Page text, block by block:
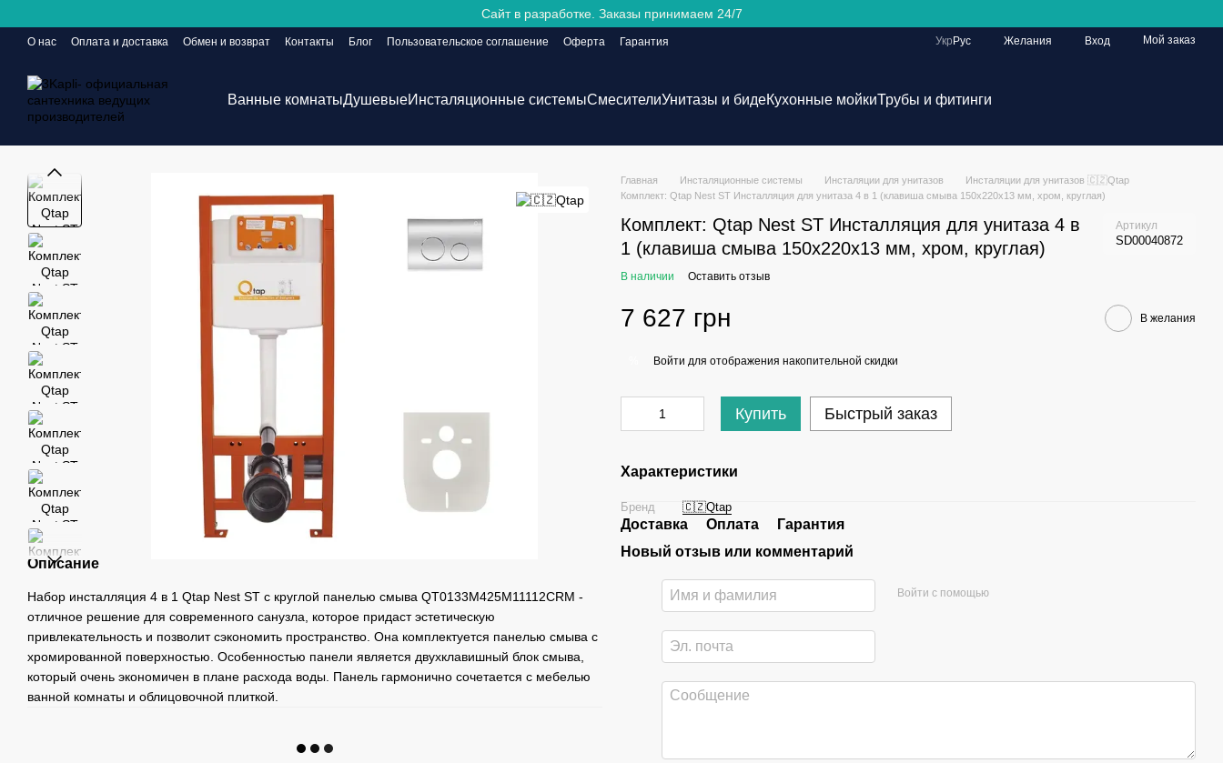
Сайт в разработке. Заказы принимаем 24/7
О нас Оплата и доставка Обмен и возврат Контакты Блог Пользовательское соглашение Оферта
Гарантия
Укр Рус Желания Вход Мой заказ
Ванные комнатыДушевыеИнсталяционные системыСмесителиУнитазы и бидеКухонные мойкиТрубы и фитинги
Описание
Набор инсталляция 4 в 1 Qtap Nest ST с круглой панелью смыва QT0133M425M11112CRM -
отличное решение для современного санузла, которое придаст эстетическую
привлекательность и позволит сэкономить пространство. Она комплектуется панелью смыва с
хромированной поверхностью. Особенностью панели является двухклавишный блок смыва,
который очень экономичен в плане расхода воды. Панель гармонично сочетается с мебелью
ванной комнаты и облицовочной плиткой.
Главная Инсталяционные системы Инсталяции для унитазов
Инсталяции для унитазов 🇨🇿Qtap
Комплект: Qtap Nest ST Инсталляция для унитаза 4 в 1 (клавиша смыва 150x220x13 мм, хром, круглая)
Комплект: Qtap Nest ST Инсталляция для унитаза 4 в
1 (клавиша смыва 150x220x13 мм, хром, круглая)
Артикул
SD00040872
В наличии Оставить отзыв
7 627 грн В желания
Войти для отображения накопительной скидки
Купить Быстрый заказ
Характеристики
Бренд 🇨🇿Qtap
Доставка Оплата
Гарантия
Новый отзыв или комментарий
Войти с помощью